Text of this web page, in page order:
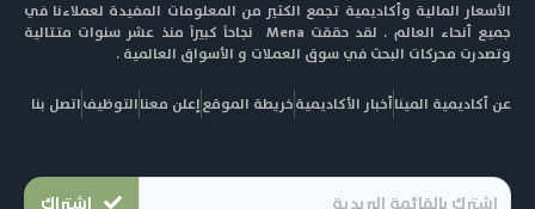
الأسعار المالية وأكاديمية تجمع الكثير من المعلومات المفيدة لعملاءنا في
جميع أنحاء العالم . لقد حققت Mena نجاحاً كبيراً منذ عشر سنوات متتالية
وتصدرت محركات البحث في سوق العملات و الأسواق العالمية .
عن أكاديمية الميناأخبار الأكاديميةخريطة الموقعإعلن معناالتوظيفاتصل بنا
اشتراك